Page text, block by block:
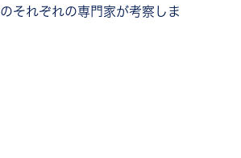
それぞれの専門家が考察しま